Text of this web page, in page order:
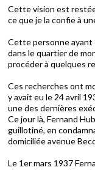
Cette vision est
ce que je la confie à
Cette personne ayant
dans le quartier de
procéder à quelques
Ces recherches ont
y avait eu le 24 avril
une des dernières
Ce jour là, Fernand
guillotiné, en
domiciliée avenue
Le 1er mars 1937